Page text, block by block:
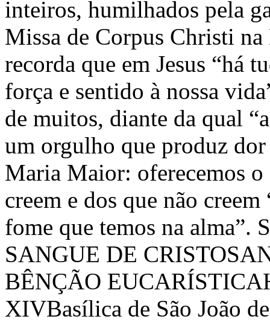
inteiros, humilhados pela
Missa de Corpus Christi
recorda que em Jesus “há
força e sentido à nossa
de muitos, diante da qual
um orgulho que produz
Maria Maior: oferecemos o
creem e dos que não
fome que temos na
SANGUE DE
BÊNÇÃO
XIVBasílica de São João